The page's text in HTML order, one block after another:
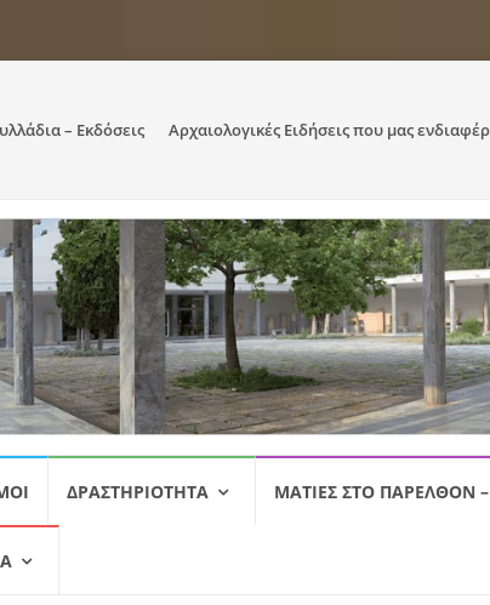
– Εκδόσεις Αρχαιολογικές Ειδήσεις που μας
ΔΡΑΣΤΗΡΙΌΤΗΤΑ ΜΑΤΙΈΣ ΣΤΟ ΠΑΡΕΛΘΌΝ